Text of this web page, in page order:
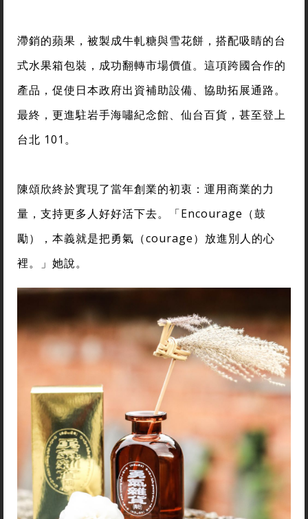
滯銷的蘋果，被製成牛軋糖與雪花餅，搭配吸睛的台
式水果箱包裝，成功翻轉市場價值。這項跨國合作的
產品，促使日本政府出資補助設備、協助拓展通路。
最終，更進駐岩手海嘯紀念館、仙台百貨，甚至登上
台北 101。
陳頌欣終於實現了當年創業的初衷：運用商業的力
量，支持更多人好好活下去。「Encourage（鼓
勵），本義就是把勇氣（courage）放進別人的心
裡。」她說。